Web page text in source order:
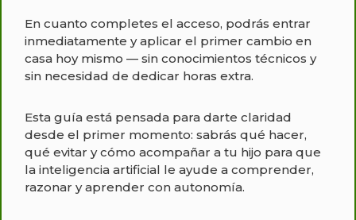
En cuanto completes el acceso, podrás entrar
inmediatamente y aplicar el primer cambio en
casa hoy mismo — sin conocimientos técnicos y
sin necesidad de dedicar horas extra.
Esta guía está pensada para darte claridad
desde el primer momento: sabrás qué hacer,
qué evitar y cómo acompañar a tu hijo para que
la inteligencia artificial le ayude a comprender,
razonar y aprender con autonomía.